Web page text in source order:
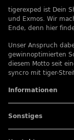
tigerexped ist Dein
und Exmos. Wir
Ende, denn hier
Unser Anspruch
gewinnoptimierten
diesem Motto seit
syncro mit tiger-
Informationen
Sonstiges